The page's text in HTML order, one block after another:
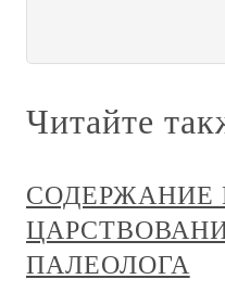
Читайте
СОДЕРЖАНИЕ
ПАЛЕОЛОГА